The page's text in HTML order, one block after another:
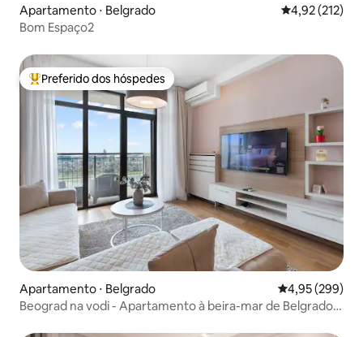
Apartamento ⋅ Belgrado 4,92 de uma
4,92 (212)
Bom Espaço2
Entre os melhores preferidos dos hóspedes
Preferido dos hóspedes
Apartamento ⋅ Belgrado 4,95 de uma
4,95 (299)
Beograd na vodi - Apartamento à beira-mar de Belgrado